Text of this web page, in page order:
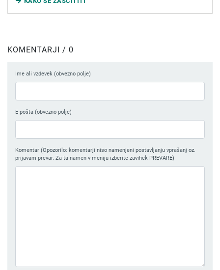
KOMENTARJI / 0
Ime ali vzdevek (obvezno polje)
E-pošta (obvezno polje)
Komentar (Opozorilo: komentarji niso namenjeni postavljanju vprašanj oz.
prijavam prevar. Za ta namen v meniju izberite zavihek PREVARE)